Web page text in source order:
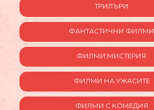
ТРИЛЪРИ
ФАНТАСТИЧНИ ФИЛМИ
ФИЛМИ МИСТЕРИЯ
ФИЛМИ НА УЖАСИТЕ
ФИЛМИ С КОМЕДИЯ